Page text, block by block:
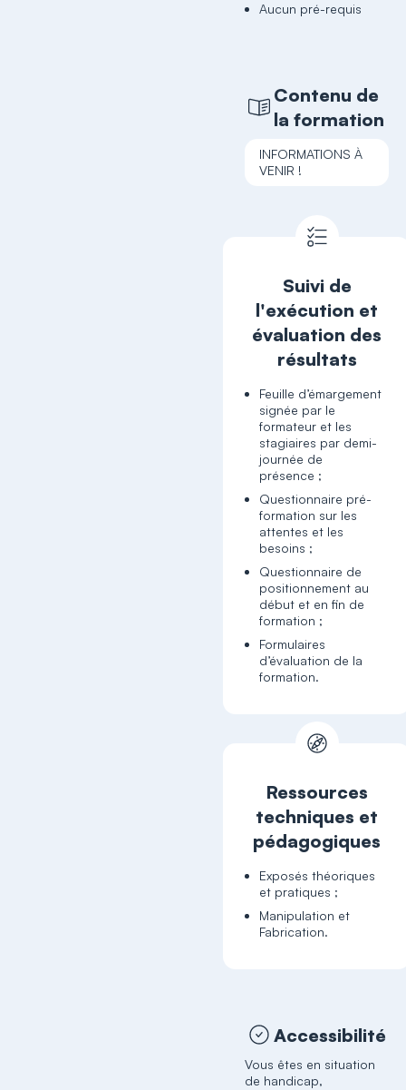
Aucun pré-requis
Contenu de
la formation
INFORMATIONS À
VENIR !
Suivi de
l'exécution et
évaluation des
résultats
Feuille d’émargement
signée par le
formateur et les
stagiaires par demi-
journée de
présence ;
Questionnaire pré-
formation sur les
attentes et les
besoins ;
Questionnaire de
positionnement au
début et en fin de
formation ;
Formulaires
d’évaluation de la
formation.
Ressources
techniques et
pédagogiques
Exposés théoriques
et pratiques ;
Manipulation et
Fabrication.
Accessibilité
Vous êtes en situation
de handicap,